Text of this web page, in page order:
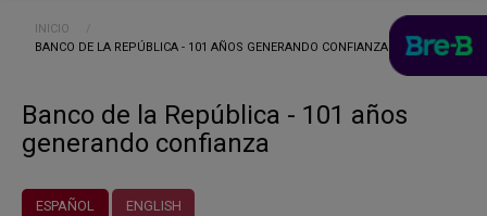
Ruta de navegación
INICIO
CURRENT:
BANCO DE LA REPÚBLICA - 101 AÑOS GENERANDO CONFIANZA
Banco de la República - 101 años
generando confianza
ESPAÑOL ENGLISH